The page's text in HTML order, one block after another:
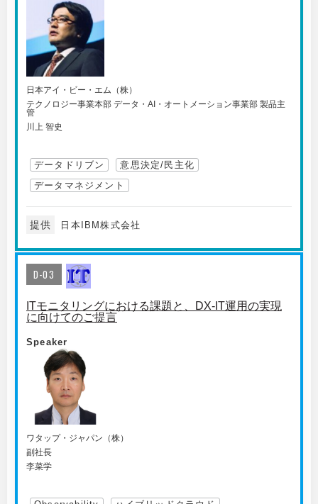
日本アイ・ビー・エム（株）
テクノロジー事業本部 データ・AI・オートメーション事業部 製品主
管
川上 智史
データドリブン
意思決定/民主化
データマネジメント
提供 日本IBM株式会社
D-03
ITモニタリングにおける課題と、DX-IT運用の実現
に向けてのご提言
Speaker
ワタップ・ジャパン（株）
副社長
李菜学